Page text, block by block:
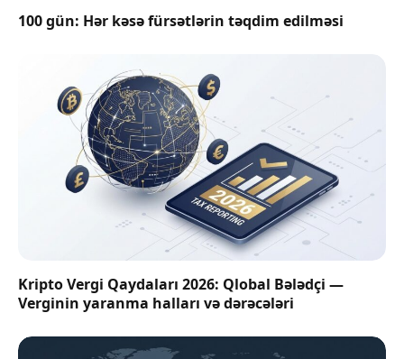
100 gün: Hər kəsə fürsətlərin təqdim edilməsi
Kripto Vergi Qaydaları 2026: Qlobal Bələdçi —
Verginin yaranma halları və dərəcələri